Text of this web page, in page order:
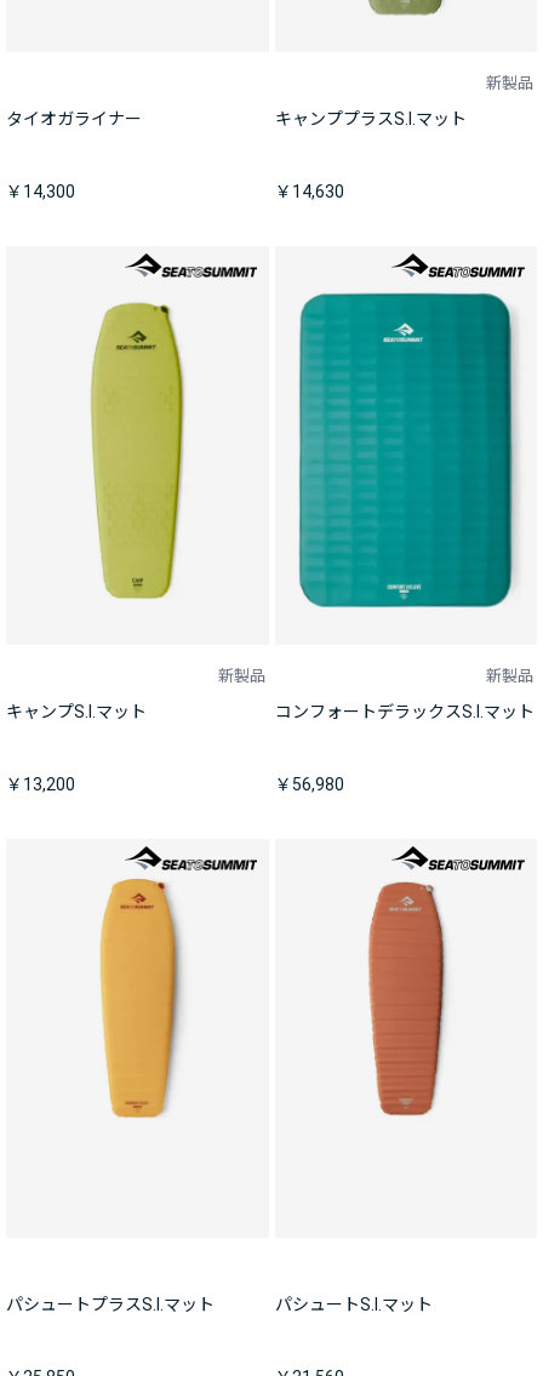
タイオガライナー
￥14,300
新製品
キャンププラスS.I.マット
￥14,630
新製品
キャンプS.I.マット
￥13,200
新製品
コンフォートデラックスS.I.マット
￥56,980
パシュートプラスS.I.マット パシュートS.I.マット